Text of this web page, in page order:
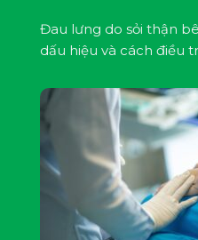
Đau lưng do sỏi thận
dấu hiệu và cách điều